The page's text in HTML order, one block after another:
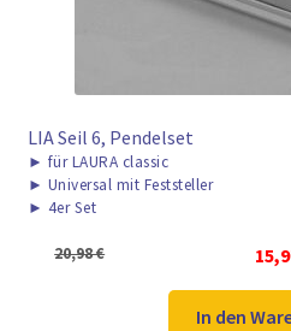
LIA Seil 6, Pendelset
► für LAURA classic
► Universal mit Feststeller
► 4er Set
20,98€
Preis
war:
In den